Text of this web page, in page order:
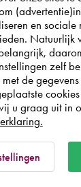
Mai 1998 -
Work
within the
steel
shop.
world
en sociale
Natuurlijk
zelf
de
u graag uit in